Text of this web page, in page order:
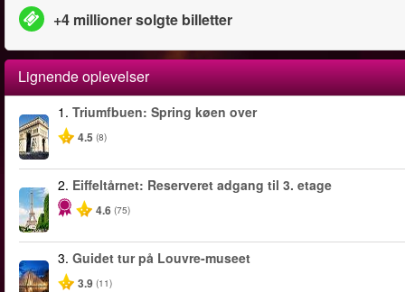
+4 millioner solgte billetter
Lignende oplevelser
1. Triumfbuen: Spring køen over
4.5 (8)
2. Eiffeltårnet: Reserveret adgang til 3. etage
4.6 (75)
3. Guidet tur på Louvre-museet
3.9 (11)